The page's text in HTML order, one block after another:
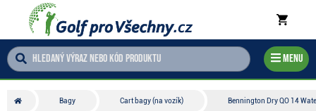
Menu
Bagy Cart bagy (na vozík) Bennington Dry QO 14